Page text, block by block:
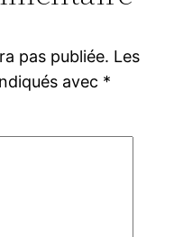
pas publiée. Les
avec *